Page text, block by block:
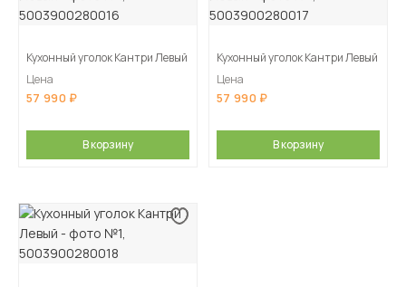
Кухонный уголок Кантри Левый
Цена
57 990
В корзину
Кухонный уголок Кантри Левый
Цена
57 990
В корзину